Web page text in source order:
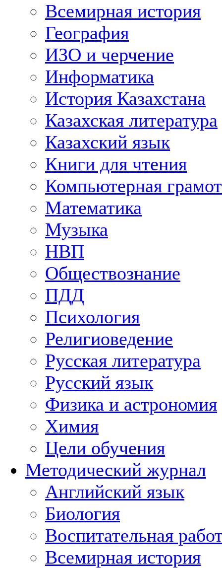
Всемирная история
География
ИЗО и черчение
Информатика
История Казахстана
Казахская литература
Казахский язык
Книги для чтения
Компьютерная
Математика
Музыка
НВП
Обществознание
ПДД
Психология
Религиоведение
Русская литература
Русский язык
Физика и астрономия
Химия
Цели обучения
Методический журнал
Английский язык
Биология
Воспитательная
Всемирная история